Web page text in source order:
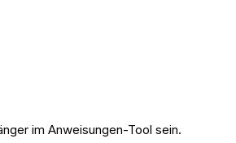
im Anweisungen-Tool sein.